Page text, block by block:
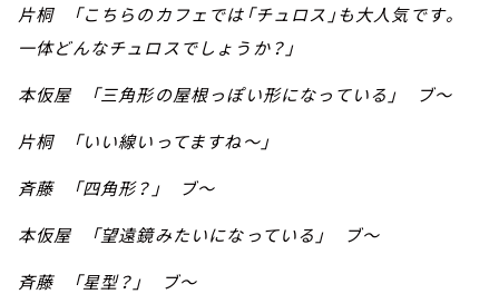
片桐 「こちらのカフェでは「チュロス」も大人気です。
一体どんなチュロスでしょうか？」
本仮屋 「三角形の屋根っぽい形になっている」 ブ～
片桐 「いい線いってますね～」
斉藤 「四角形？」 ブ～
本仮屋 「望遠鏡みたいになっている」 ブ～
斉藤 「星型？」 ブ～